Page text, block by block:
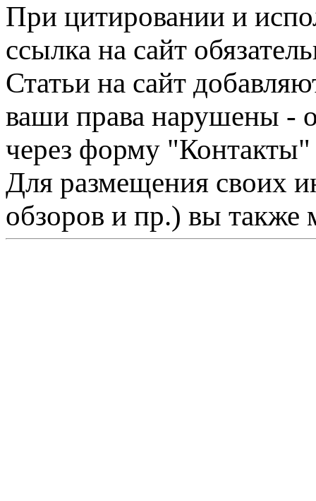
При цитировании и
ссылка на сайт
Статьи на сайт
ваши права нарушены -
через форму "Контакты"
Для размещения своих
обзоров и пр.) вы также